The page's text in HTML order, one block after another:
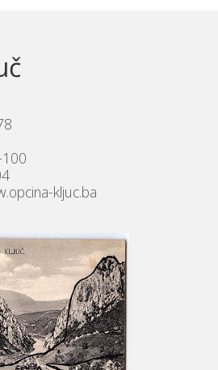
kljuc.ba